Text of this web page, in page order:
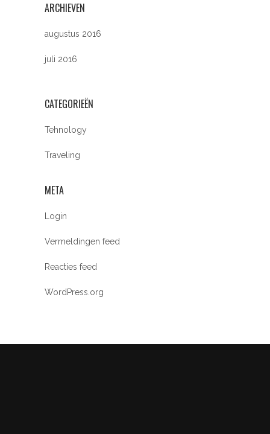
ARCHIEVEN
augustus 2016
juli 2016
CATEGORIEËN
Tehnology
Traveling
META
Login
Vermeldingen feed
Reacties feed
WordPress.org